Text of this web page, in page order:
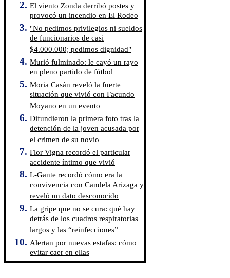
El viento Zonda derribó postes y
provocó un incendio en El Rodeo
"No pedimos privilegios ni sueldos
de funcionarios de casi
$4.000.000; pedimos dignidad"
Murió fulminado: le cayó un rayo
en pleno partido de fútbol
Moria Casán reveló la fuerte
situación que vivió con Facundo
Moyano en un evento
Difundieron la primera foto tras la
detención de la joven acusada por
el crimen de su novio
Flor Vigna recordó el particular
accidente íntimo que vivió
L-Gante recordó cómo era la
convivencia con Candela Arizaga y
reveló un dato desconocido
La gripe que no se cura: qué hay
detrás de los cuadros respiratorias
largos y las “reinfecciones”
Alertan por nuevas estafas: cómo
evitar caer en ellas